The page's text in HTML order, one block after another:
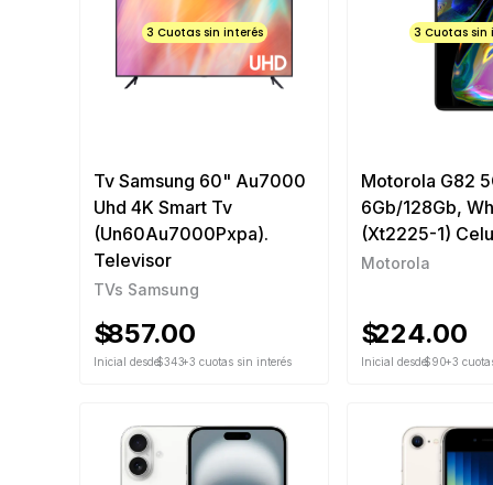
3 Cuotas sin interés
Tv Samsung 60" Au7000
Uhd 4K Smart Tv
(Un60Au7000Pxpa).
Televisor
TVs Samsung
$857.00
Inicial desde$343+3 cuotas sin interés
3 Cuotas sin
Motorola G82
6Gb/128Gb,
(Xt2225-1)
Motorola
$224.00
Inicial desde$90+3